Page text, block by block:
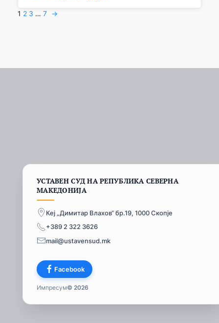
1 2 3 … 7 →
УСТАВЕН СУД НА РЕПУБЛИКА СЕВЕРНА
МАКЕДОНИЈА
Кеј „Димитар Влахов“ бр.19, 1000 Скопје
+389 2 322 3626
mail@ustavensud.mk
Facebook
Импресум© 2026